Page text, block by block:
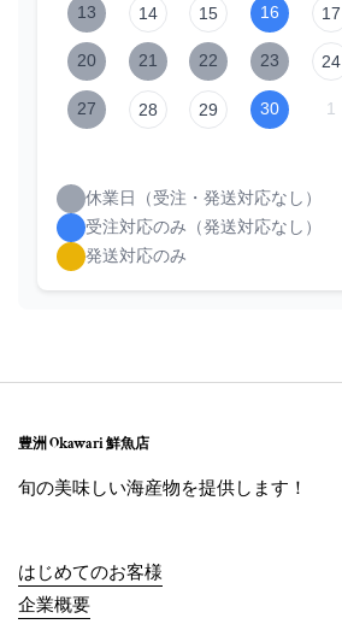
13 14 15 16 17
20 21 22 23 24
27 28 29 30 1
休業日（受注・発送対応なし）
受注対応のみ（発送対応なし）
発送対応のみ
豊洲 Okawari 鮮魚店
旬の美味しい海産物を提供します！
はじめてのお客様
企業概要